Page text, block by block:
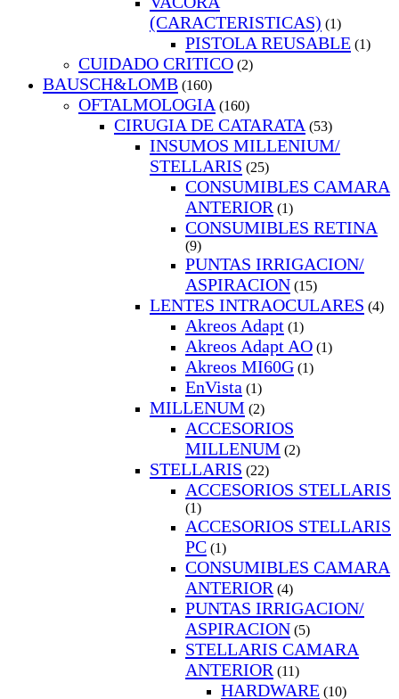
(CARACTERISTICAS) (1)
PISTOLA REUSABLE (1)
CUIDADO CRITICO (2)
BAUSCH&LOMB (160)
OFTALMOLOGIA (160)
CIRUGIA DE CATARATA (53)
INSUMOS MILLENIUM/
STELLARIS (25)
CONSUMIBLES CAMARA
ANTERIOR (1)
CONSUMIBLES RETINA
(9)
PUNTAS IRRIGACION/
ASPIRACION (15)
LENTES INTRAOCULARES (4)
Akreos Adapt (1)
Akreos Adapt AO (1)
Akreos MI60G (1)
EnVista (1)
MILLENUM (2)
ACCESORIOS
MILLENUM (2)
STELLARIS (22)
ACCESORIOS STELLARIS
(1)
ACCESORIOS STELLARIS
PC (1)
CONSUMIBLES CAMARA
ANTERIOR (4)
PUNTAS IRRIGACION/
ASPIRACION (5)
STELLARIS CAMARA
ANTERIOR (11)
HARDWARE (10)